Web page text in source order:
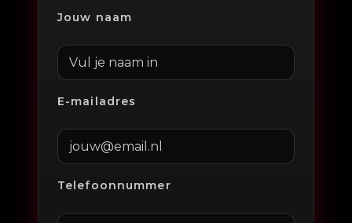
Jouw naam
E-mailadres
Telefoonnummer